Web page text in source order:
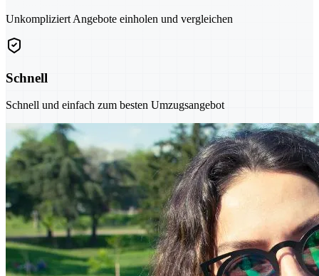
Unkompliziert Angebote einholen und vergleichen
Schnell
Schnell und einfach zum besten Umzugsangebot